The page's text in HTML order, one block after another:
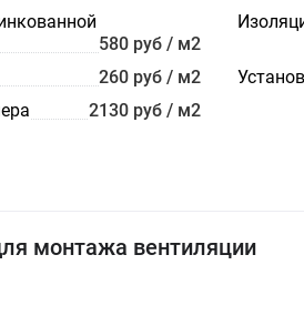
580 руб / м2
260 руб / м2
2130 руб / м2
монтажа вентиляции